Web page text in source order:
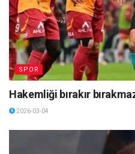
SPOR
Hakemliği bırakır
2026-03-04